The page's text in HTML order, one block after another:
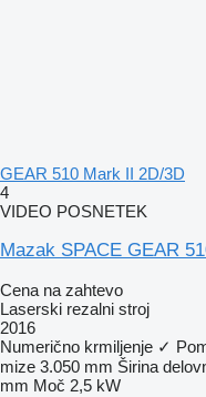
GEAR 510 Mark II 2D/3D
4
VIDEO POSNETEK
Mazak SPACE GEAR
Cena na zahtevo
Laserski rezalni stroj
2016
Numerično krmiljenje ✓
mize 3.050 mm Širina
mm Moč 2,5 kW